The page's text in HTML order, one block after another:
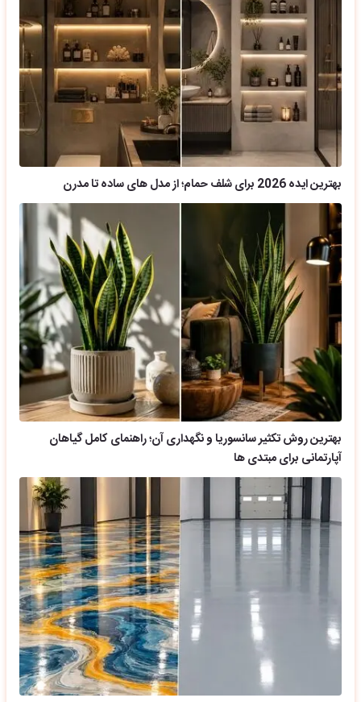
بهترین ایده 2026 برای شلف حمام؛ از مدل های ساده تا مدرن
بهترین روش تکثیر سانسوریا و نگهداری آن؛ راهنمای کامل گیاهان
آپارتمانی برای مبتدی ها